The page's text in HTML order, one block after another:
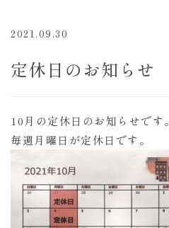
2021.09.30
定休日のお知らせ
10月の定休日のお知らせです。
毎週月曜日が定休日です。